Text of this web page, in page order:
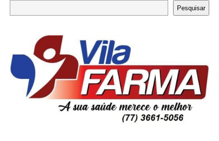
Pesquisar